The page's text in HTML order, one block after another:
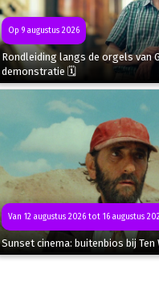
Op 9 augustus 2026
Rondleiding langs de orgels van
demonstratie 🗓
Van 12 augustus 2026 tot 16 augustus
Sunset cinema: buitenbios bij